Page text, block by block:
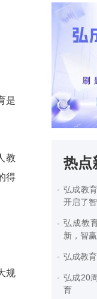
是
教
得
规
热点
弘成教
开启了
弘成教
新，智
弘成教
弘成20
育